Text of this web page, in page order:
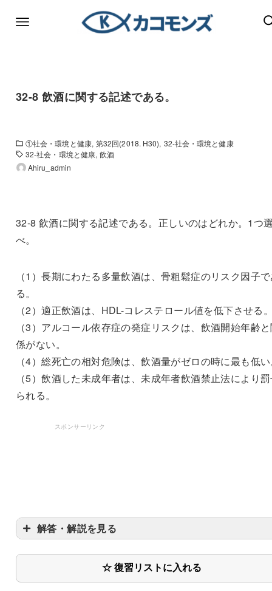
32-8 飲酒に関する記述である。
①社会・環境と健康 第32回(2018. H30) 32-社会・環境と健康
32-社会・環境と健康 飲酒
Ahiru_admin
32-8 飲酒に関する記述である。正しいのはどれか。1つ
べ。
（1）長期にわたる多量飲酒は、骨粗鬆症のリスク因子
る。
（2）適正飲酒は、HDL-コレステロール値を低下させる
（3）アルコール依存症の発症リスクは、飲酒開始年齢
係がない。
（4）総死亡の相対危険は、飲酒量がゼロの時に最も低
（5）飲酒した未成年者は、未成年者飲酒禁止法により
られる。
スポンサーリンク
解答・解説を見る
☆ 復習リストに入れる